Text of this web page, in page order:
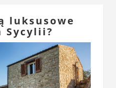
luksusowe
Sycylii?